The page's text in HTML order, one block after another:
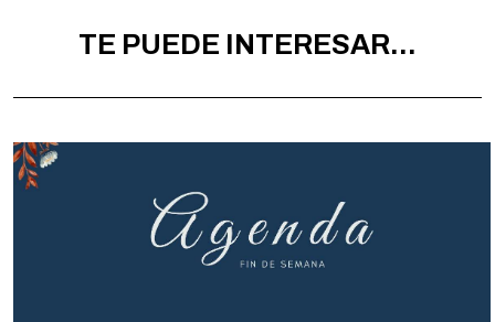
TE PUEDE INTERESAR...